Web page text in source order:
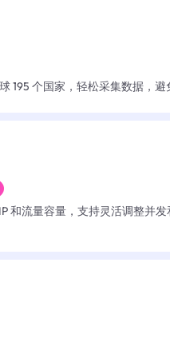
195 个国家，轻松采集数据，避
和流量容量，支持灵活调整并